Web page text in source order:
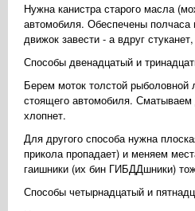
Нужна канистра старого масла
автомобиля. Обеспечены полчаса
движок завести - а вдруг
Способы двенадцатый и
Берем моток толстой
стоящего автомобиля. Сматываем
хлопнет.
Для другого способа нужна
прикола пропадает) и меняем
гаишники (их бин ГИБДДшники)
Способы четырнадцатый и